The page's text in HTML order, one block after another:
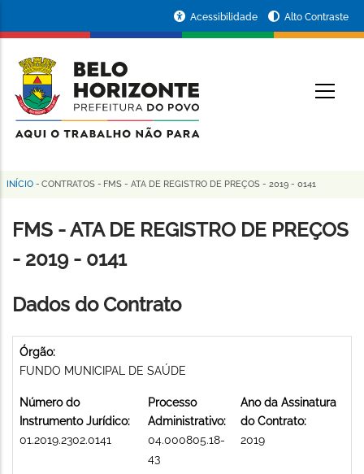
conteúdo
principal
da
Prefeitura
de
Horizonte
Acessibilidade Alto Contraste
Trilha
de
navegação
INÍCIO - CONTRATOS - FMS - ATA DE REGISTRO DE PREÇOS - 2019 - 0141
FMS - ATA DE REGISTRO DE PREÇOS
- 2019 - 0141
Dados do Contrato
Órgão:
FUNDO MUNICIPAL DE SAÚDE
Número do
Instrumento Jurídico:
01.2019.2302.0141
Processo
Administrativo:
04.000805.18-
43
Ano da Assinatura
do Contrato:
2019